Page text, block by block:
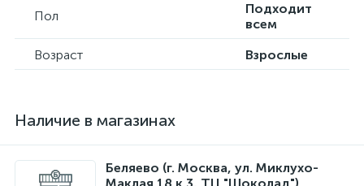
Пол
Подходит
всем
Возраст
Взрослые
Наличие в магазинах
Беляево (г. Москва, ул. Миклухо-